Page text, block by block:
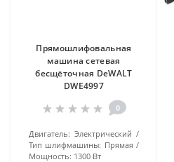
Прямошлифовальная
машина сетевая
бесщёточная DeWALT
DWE4997
0
Двигатель: Электрический
Тип шлифмашины: Прямая
Мощность: 1300 Вт